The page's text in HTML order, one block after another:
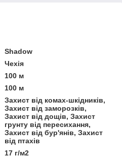
Shadow
Чехія
100 м
100 м
Захист від комах-шкідників,
Захист від заморозків,
Захист від дощів, Захист
грунту від пересихання,
Захист від бур'янів, Захист
від птахів
17 г/м2